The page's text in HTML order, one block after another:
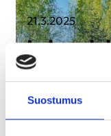
Suos­tu­mus
21.3.2025
tei­ta